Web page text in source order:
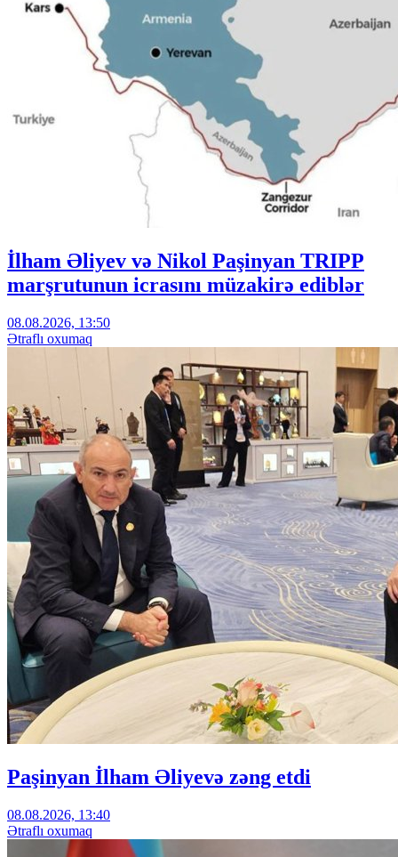
İlham Əliyev və Nikol Paşinyan TRIPP
marşrutunun icrasını müzakirə ediblər
08.08.2026, 13:50
Ətraflı oxumaq
Paşinyan İlham Əliyevə zəng etdi
08.08.2026, 13:40
Ətraflı oxumaq